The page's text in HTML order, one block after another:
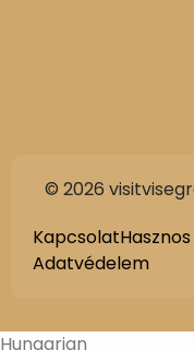
© 2026
Kapcsolat
Adatvédelem
Hungarian